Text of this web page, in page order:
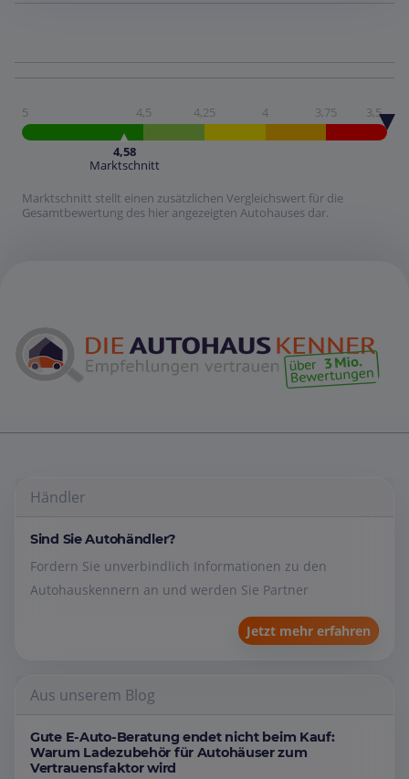
5 4,5 4,25 4 3,75 3,5
4,58
Marktschnitt
Marktschnitt stellt einen zusätzlichen Vergleichswert für die
Gesamtbewertung des hier angezeigten Autohauses dar.
Händler
Sind Sie Autohändler?
Fordern Sie unverbindlich Informationen zu den
Autohauskennern an und werden Sie Partner
Jetzt mehr erfahren
Aus unserem Blog
Gute E-Auto-Beratung endet nicht beim Kauf:
Warum Ladezubehör für Autohäuser zum
Vertrauensfaktor wird